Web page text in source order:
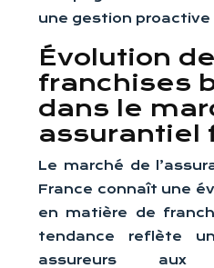
une gestion proactive
Évolution
franchises
dans le
assurantiel
Le marché de
France connaît une
en matière de
tendance reflète
assureurs